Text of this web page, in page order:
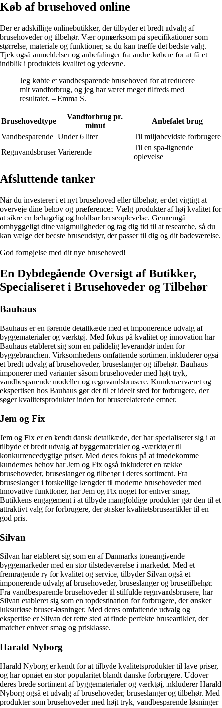
Køb af brusehoved online
Der er adskillige onlinebutikker, der tilbyder et bredt udvalg af
brusehoveder og tilbehør. Vær opmærksom på specifikationer som
størrelse, materiale og funktioner, så du kan træffe det bedste valg.
Tjek også anmeldelser og anbefalinger fra andre købere for at få et
indblik i produktets kvalitet og ydeevne.
Jeg købte et vandbesparende brusehoved for at reducere
mit vandforbrug, og jeg har været meget tilfreds med
resultatet. – Emma S.
Brusehovedtype
Vandforbrug pr.
minut
Anbefalet brug
Vandbesparende Under 6 liter
Til miljøbevidste forbrugere
Regnvandsbruser Varierende
Til en spa-lignende
oplevelse
Afsluttende tanker
Når du investerer i et nyt brusehoved eller tilbehør, er det vigtigt at
overveje dine behov og præferencer. Vælg produkter af høj kvalitet for
at sikre en behagelig og holdbar bruseoplevelse. Gennemgå
omhyggeligt dine valgmuligheder og tag dig tid til at researche, så du
kan vælge det bedste bruseudstyr, der passer til dig og dit badeværelse.
God fornøjelse med dit nye brusehoved!
En Dybdegående Oversigt af Butikker,
Specialiseret i Brusehoveder og Tilbehør
Bauhaus
Bauhaus er en førende detailkæde med et imponerende udvalg af
byggematerialer og værktøj. Med fokus på kvalitet og innovation har
Bauhaus etableret sig som en pålidelig leverandør inden for
byggebranchen. Virksomhedens omfattende sortiment inkluderer også
et bredt udvalg af brusehoveder, bruseslanger og tilbehør. Bauhaus
imponerer med varianter såsom brusehoveder med højt tryk,
vandbesparende modeller og regnvandsbrusere. Kundenærværet og
ekspertisen hos Bauhaus gør det til et ideelt sted for forbrugere, der
søger kvalitetsprodukter inden for bruserelaterede emner.
Jem og Fix
Jem og Fix er en kendt dansk detailkæde, der har specialiseret sig i at
tilbyde et bredt udvalg af byggematerialer og -værktøjer til
konkurrencedygtige priser. Med deres fokus på at imødekomme
kundernes behov har Jem og Fix også inkluderet en række
brusehoveder, bruseslanger og tilbehør i deres sortiment. Fra
bruseslanger i forskellige længder til moderne brusehoveder med
innovative funktioner, har Jem og Fix noget for enhver smag.
Butikkens engagement i at tilbyde mangfoldige produkter gør den til et
attraktivt valg for forbrugere, der ønsker kvalitetsbruseartikler til en
god pris.
Silvan
Silvan har etableret sig som en af Danmarks toneangivende
byggemarkeder med en stor tilstedeværelse i markedet. Med et
fremragende ry for kvalitet og service, tilbyder Silvan også et
imponerende udvalg af brusehoveder, bruseslanger og brusetilbehør.
Fra vandbesparende brusehoveder til stilfulde regnvandsbrusere, har
Silvan etableret sig som en topdestination for forbrugere, der ønsker
luksuriøse bruser-løsninger. Med deres omfattende udvalg og
ekspertise er Silvan det rette sted at finde perfekte bruseartikler, der
matcher enhver smag og prisklasse.
Harald Nyborg
Harald Nyborg er kendt for at tilbyde kvalitetsprodukter til lave priser,
og har opnået en stor popularitet blandt danske forbrugere. Udover
deres brede sortiment af byggematerialer og værktøj, inkluderer Harald
Nyborg også et udvalg af brusehoveder, bruseslanger og tilbehør. Med
produkter som brusehoveder med højt tryk, vandbesparende løsninger